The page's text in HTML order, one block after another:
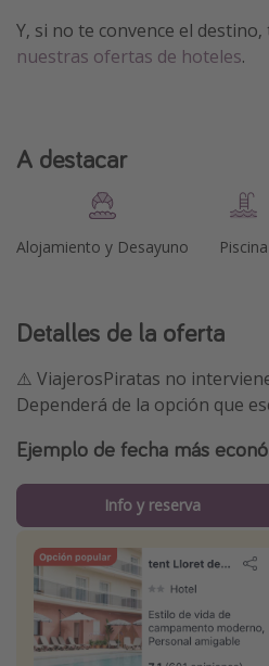
Y, si no te convence el
nuestras ofertas de hoteles.
A destacar
Alojamiento y Desayuno Piscina
Detalles de la oferta
⚠️ ViajerosPiratas no
Dependerá de la opción que
Ejemplo de fecha más
Info y reserva